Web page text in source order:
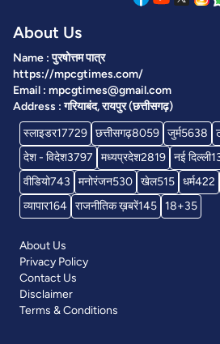
About Us
Name : पुरषोत्तम पात्र
https://mpcgtimes.com/
Email : mpcgtimes@gmail.com
Address : गरियाबंद, रायपुर (छत्तीसगढ़)
स्लाइडर17729 छत्तीसगढ़8059 जुर्म5638
देश - विदेश3797 मध्यप्रदेश2819 नई दिल्ली
वीडियो743 मनोरंजन530 खेल515 धर्म422
व्यापार164 राजनीतिक ख़बरें145 18+35
About Us
Privacy Policy
Contact Us
Disclaimer
Terms & Conditions